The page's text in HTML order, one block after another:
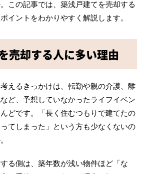
この記事では、築浅戸建てを売却する
イントをわかりやすく解説します。
売却する人に多い理由
えるきっかけは、転勤や親の介護、離
ど、予想していなかったライフイベン
どです。「長く住むつもりで建てたの
てしまった」という方も少なくないの
る側は、築年数が浅い物件ほど「な